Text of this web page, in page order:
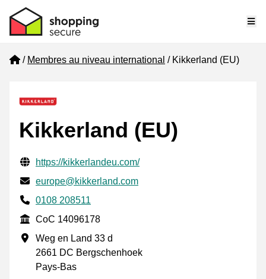
Home
Membres au niveau international Kikkerland (EU)
Kikkerland (EU)
Informations de contact vérifiées
Website URL
https://kikkerlandeu.com/
E-mail
europe@kikkerland.com
Phone number
0108 208511
CoC
CoC 14096178
Adresse professionnelle
Weg en Land 33 d
2661 DC Bergschenhoek
Pays-Bas